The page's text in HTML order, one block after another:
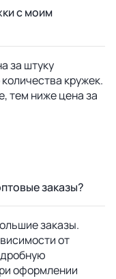
с моим
за штуку
кружек.
тем ниже цена за
заказы?
заказы.
от
оформлении